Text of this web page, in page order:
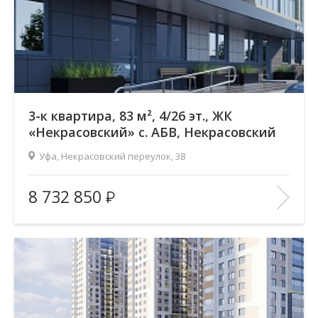
В ИЗБРАННОЕ
3-к квартира, 83 м², 4/26 эт., ЖК
«Некрасовский» с. АБВ, Некрасовский
переулок
Уфа, Некрасовский переулок, 38
Жилой комплекс:
ЖК «Некрасовский» с. АБВ
Количество комнат:
3
Район:
Зеленая роща
Этажность:
26
Общая площадь:
83.17 м
Отделка помещения:
без отделки
Год постройки дома:
—
8 732 850